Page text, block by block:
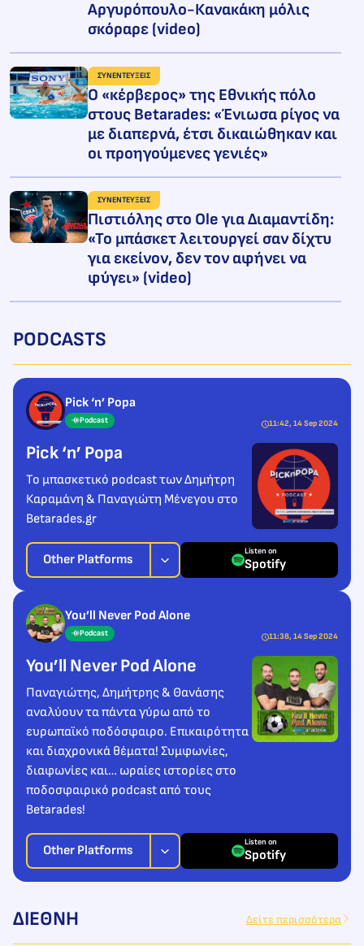
Αργυρόπουλο-Κανακάκη μόλις
σκόραρε (video)
ΣΥΝΕΝΤΕΥΞΕΙΣ
Ο «κέρβερος» της Εθνικής πόλο
στους Betarades: «Ένιωσα ρίγος να
με διαπερνά, έτσι δικαιώθηκαν και
οι προηγούμενες γενιές»
ΣΥΝΕΝΤΕΥΞΕΙΣ
Πιστιόλης στο Ole για Διαμαντίδη:
«Το μπάσκετ λειτουργεί σαν δίχτυ
για εκείνον, δεν τον αφήνει να
φύγει» (video)
PODCASTS
Pick ‘n’ Popa
Podcast 11:42, 14 Sep 2024
Pick ‘n’ Popa
Το μπασκετικό podcast των Δημήτρη
Καραμάνη & Παναγιώτη Μένεγου στο
Betarades.gr
Other Platforms
Listen on
Spotify
You’ll Never Pod Alone
Podcast 11:38, 14 Sep 2024
You’ll Never Pod Alone
Παναγιώτης, Δημήτρης & Θανάσης
αναλύουν τα πάντα γύρω από το
ευρωπαϊκό ποδόσφαιρο. Επικαιρότητα
και διαχρονικά θέματα! Συμφωνίες,
διαφωνίες και… ωραίες ιστορίες στο
ποδοσφαιρικό podcast από τους
Betarades!
Other Platforms
Listen on
Spotify
ΔΙΕΘΝΗ Δείτε περισσότερα